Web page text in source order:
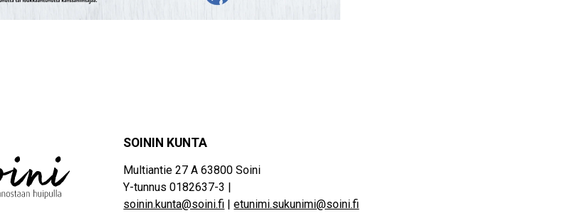
SOININ KUNTA
Multiantie 27 A 63800 Soini
Y-tunnus 0182637-3 |
soinin.kunta@soini.fi |etunimi.sukunimi@soini.fi